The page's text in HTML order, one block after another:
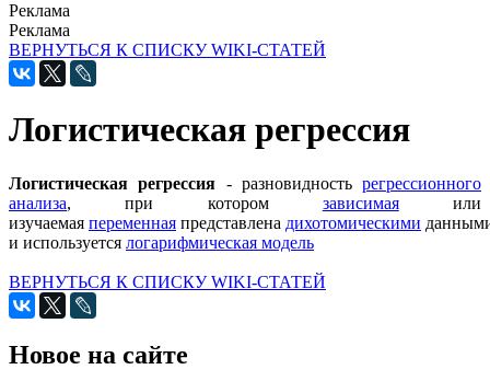
Реклама
Реклама
ВЕРНУТЬСЯ К СПИСКУ WIKI-СТАТЕЙ
Логистическая регрессия
Логистическая регрессия - разновидность регрессионного
анализа, при котором зависимаяили
изучаемая переменная представлена дихотомическими
и используется логарифмическая модель
ВЕРНУТЬСЯ К СПИСКУ WIKI-СТАТЕЙ
Новое на сайте